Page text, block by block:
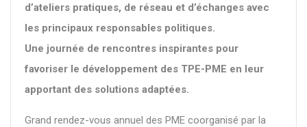
d’ateliers pratiques, de réseau et d’échanges avec
les principaux responsables politiques.
Une journée de rencontres inspirantes pour
favoriser le développement des TPE-PME en leur
apportant des solutions adaptées.
Grand rendez-vous annuel des PME coorganisé par la